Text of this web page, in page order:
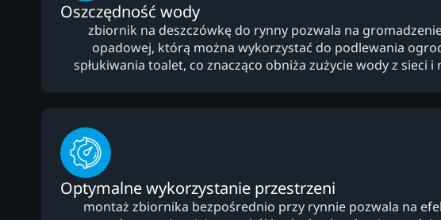
Oszczędność wody
zbiornik na deszczówkę do rynny pozwala na
opadowej, którą można wykorzystać do podlewania
spłukiwania toalet, co znacząco obniża zużycie wody z sieci i
Optymalne wykorzystanie przestrzeni
montaż zbiornika bezpośrednio przy rynnie pozwala na